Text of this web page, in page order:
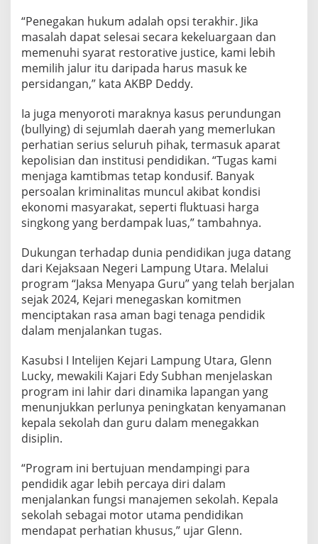
c
e
h
i
n
g
a
P
e
r
l
i
n
d
n
a
n
G
r
u
“Penegakan hukum adalah opsi terakhir. Jika
masalah dapat selesai secara kekeluargaan dan
memenuhi syarat restorative justice, kami lebih
memilih jalur itu daripada harus masuk ke
persidangan,” kata AKBP Deddy.
Ia juga menyoroti maraknya kasus perundungan
(bullying) di sejumlah daerah yang memerlukan
perhatian serius seluruh pihak, termasuk aparat
kepolisian dan institusi pendidikan. “Tugas kami
menjaga kamtibmas tetap kondusif. Banyak
persoalan kriminalitas muncul akibat kondisi
ekonomi masyarakat, seperti fluktuasi harga
singkong yang berdampak luas,” tambahnya.
Dukungan terhadap dunia pendidikan juga datang
dari Kejaksaan Negeri Lampung Utara. Melalui
program “Jaksa Menyapa Guru” yang telah berjalan
sejak 2024, Kejari menegaskan komitmen
menciptakan rasa aman bagi tenaga pendidik
dalam menjalankan tugas.
Kasubsi I Intelijen Kejari Lampung Utara, Glenn
Lucky, mewakili Kajari Edy Subhan menjelaskan
program ini lahir dari dinamika lapangan yang
menunjukkan perlunya peningkatan kenyamanan
kepala sekolah dan guru dalam menegakkan
disiplin.
“Program ini bertujuan mendampingi para
pendidik agar lebih percaya diri dalam
menjalankan fungsi manajemen sekolah. Kepala
sekolah sebagai motor utama pendidikan
mendapat perhatian khusus,” ujar Glenn.